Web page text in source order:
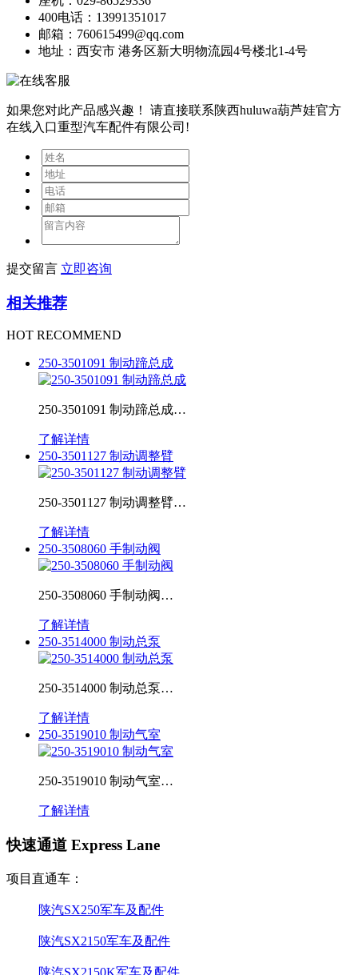
400电话：13991351017
邮箱：760615499@qq.com
地址：西安市 港务区新大明物流园4号楼北1-4号
如果您对此产品感兴趣！
请直接联系陕西huluwa葫芦娃官方
在线入口重型汽车配件有限公司!
提交留言 立即咨询
相关推荐
HOT RECOMMEND
250-3501091 制动蹄总成
250-3501091 制动蹄总成…
了解详情
250-3501127 制动调整臂
250-3501127 制动调整臂…
了解详情
250-3508060 手制动阀
250-3508060 手制动阀…
了解详情
250-3514000 制动总泵
250-3514000 制动总泵…
了解详情
250-3519010 制动气室
250-3519010 制动气室…
了解详情
快速通道 Express Lane
项目直通车：
陕汽SX250军车及配件
陕汽SX2150军车及配件
陕汽SX2150K军车及配件